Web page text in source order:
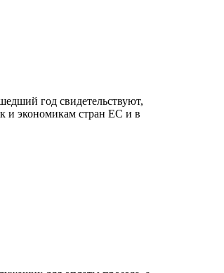
год свидетельствуют,
и экономикам стран ЕС и в